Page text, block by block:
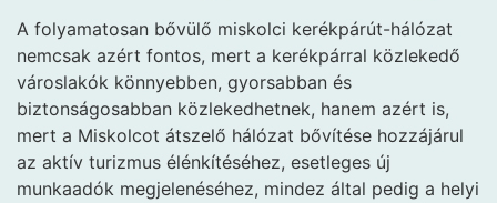
A folyamatosan bővülő miskolci kerékpárút-hálózat
nemcsak azért fontos, mert a kerékpárral közlekedő
városlakók könnyebben, gyorsabban és
biztonságosabban közlekedhetnek, hanem azért is,
mert a Miskolcot átszelő hálózat bővítése hozzájárul
az aktív turizmus élénkítéséhez, esetleges új
munkaadók megjelenéséhez, mindez által pedig a helyi